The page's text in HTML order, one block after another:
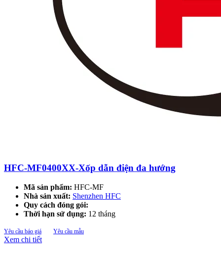
HFC-MF0400XX-Xốp dẫn điện đa hướng
Mã sản phẩm: HFC-MF
Nhà sản xuất: Shenzhen HFC
Quy cách đóng gói:
Thời hạn sử dụng: 12 tháng
Yêu cầu báo giá Yêu cầu mẫu
Xem chi tiết